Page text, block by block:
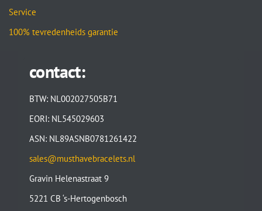
Service
100% tevredenheids garantie
contact:
BTW: NL002027505B71
EORI: NL545029603
ASN: NL89ASNB0781261422
sales@musthavebracelets.nl
Gravin Helenastraat 9
5221 CB ‘s-Hertogenbosch